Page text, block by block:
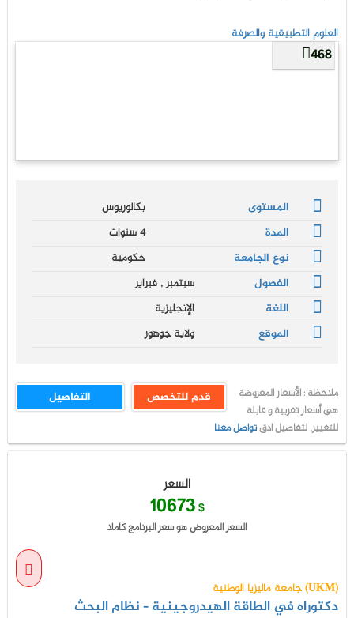
العلوم التطبيقية والصرفة
468
المستوى
بكالوريوس
المدة
4 سنوات
نوع الجامعة
حكومية
الفصول
سبتمبر , فبراير
اللغة
الإنجليزية
الموقع
ولاية جوهور
التفاصيل قدم للتخصص
ملاحظة : الأسعار المعروضة
هي أسعار تقربية و قابلة
للتغيير, لتفاصيل ادقتواصل معنا
السعر
10673$
السعر المعروض هو سعر البرنامج كاملا
جامعة ماليزيا الوطنية (UKM)
دكتوراه في الطاقة الهيدروجينية – نظام البحث